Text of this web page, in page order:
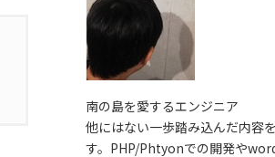
南の島を愛するエンジニア
他にはない一歩踏み込んだ内容
す。PHP/Phtyonでの開発や